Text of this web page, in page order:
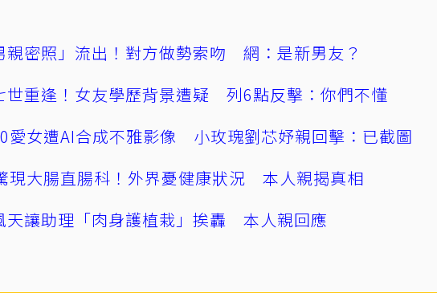
親密照」流出！對方做勢索吻 網：是新男友？
世重逢！女友學歷背景遭疑 列6點反擊：你們不懂
愛女遭AI合成不雅影像 小玫瑰劉芯妤親回擊：已截圖
現大腸直腸科！外界憂健康狀況 本人親揭真相
天讓助理「肉身護植栽」挨轟 本人親回應